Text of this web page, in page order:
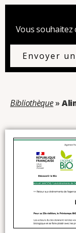
Vous
Envoyer
Bibliothèque»